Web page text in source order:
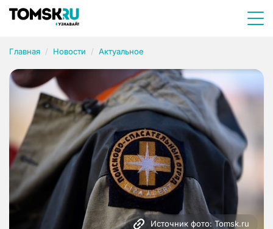
Главная Новости Актуальное
Источник фото: Tomsk.ru